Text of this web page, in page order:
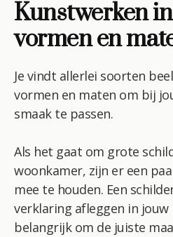
Kunstwerken
vormen en
Je vindt allerlei soorten
vormen en maten om bij
smaak te passen.
Als het gaat om grote
woonkamer, zijn er een
mee te houden. Een
verklaring afleggen in
belangrijk om de juiste